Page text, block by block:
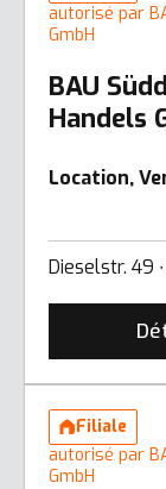
autorisé par
GmbH
BAU
Handels
Location,
Dieselstr. 49
Filiale
autorisé par
GmbH